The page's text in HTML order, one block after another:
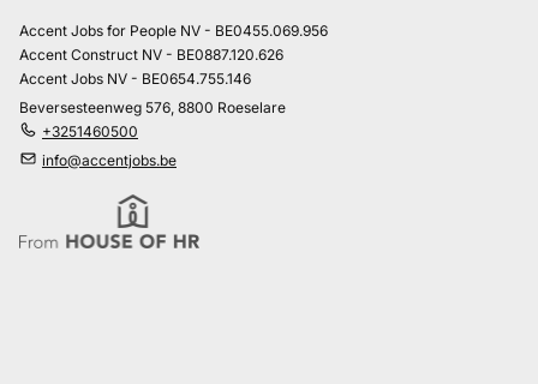
Accent Jobs for People NV - BE0455.069.956
Accent Construct NV - BE0887.120.626
Accent Jobs NV - BE0654.755.146
Beversesteenweg 576, 8800 Roeselare
+3251460500
info@accentjobs.be